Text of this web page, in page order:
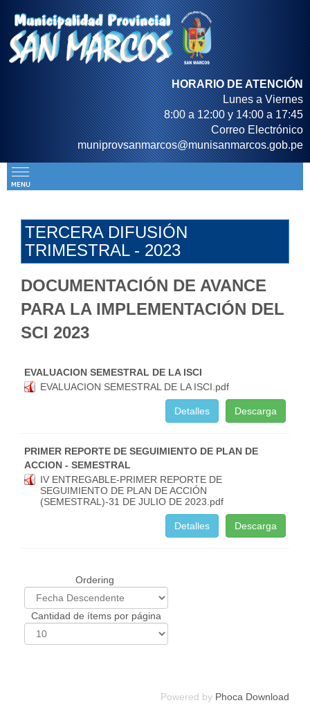
HORARIO DE ATENCIÓN
Lunes a Viernes
8:00 a 12:00 y 14:00 a 17:45
Correo Electrónico
muniprovsanmarcos@munisanmarcos.gob.pe
TERCERA DIFUSIÓN
TRIMESTRAL - 2023
DOCUMENTACIÓN DE AVANCE
PARA LA IMPLEMENTACIÓN DEL
SCI 2023
EVALUACION SEMESTRAL DE LA ISCI
EVALUACION SEMESTRAL DE LA ISCI.pdf
Descarga
Detalles
PRIMER REPORTE DE SEGUIMIENTO DE PLAN DE
ACCION - SEMESTRAL
IV ENTREGABLE-PRIMER REPORTE DE
SEGUIMIENTO DE PLAN DE ACCIÓN
(SEMESTRAL)-31 DE JULIO DE 2023.pdf
Descarga
Detalles
Ordering
Cantidad de ítems por página
Powered by Phoca Download